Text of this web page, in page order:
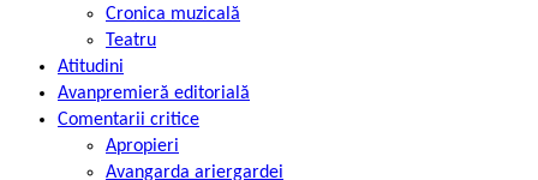
Cronica muzicală
Teatru
Atitudini
Avanpremieră editorială
Comentarii critice
Apropieri
Avangarda ariergardei